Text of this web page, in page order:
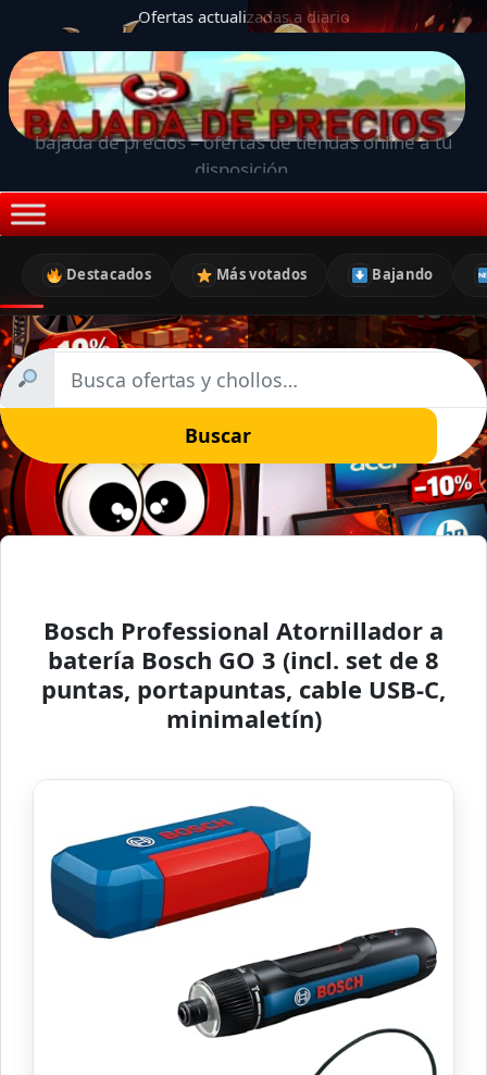
Ofertas actualizadas a diario
bajada de precios – ofertas de tiendas online a tu
disposición.
Destacados Más votados Bajando
Buscar
Bosch Professional Atornillador a
batería Bosch GO 3 (incl. set de 8
puntas, portapuntas, cable USB-C,
minimaletín)